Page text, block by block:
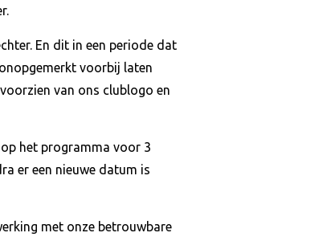
En dit in een periode dat
voorbij laten
van ons clublogo en
het programma voor 3
er een nieuwe datum is
met onze betrouwbare